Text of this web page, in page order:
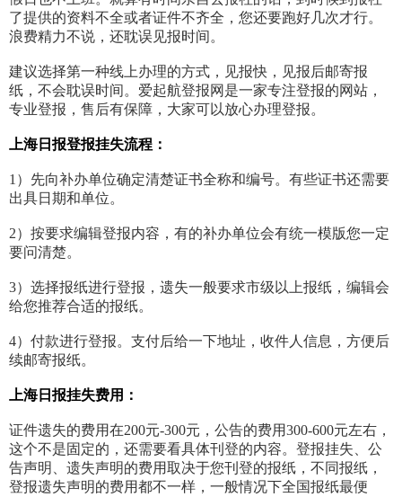
了提供的资料不全或者证件不齐全，您还要跑好几次才行。
浪费精力不说，还耽误见报时间。
建议选择第一种线上办理的方式，见报快，见报后邮寄报
纸，不会耽误时间。爱起航登报网是一家专注登报的网站，
专业登报，售后有保障，大家可以放心办理登报。
上海日报登报挂失流程：
1）先向补办单位确定清楚证书全称和编号。有些证书还需要
出具日期和单位。
2）按要求编辑登报内容，有的补办单位会有统一模版您一定
要问清楚。
3）选择报纸进行登报，遗失一般要求市级以上报纸，编辑会
给您推荐合适的报纸。
4）付款进行登报。支付后给一下地址，收件人信息，方便后
续邮寄报纸。
上海日报挂失费用：
证件遗失的费用在200元-300元，公告的费用300-600元左右，
这个不是固定的，还需要看具体刊登的内容。登报挂失、公
告声明、遗失声明的费用取决于您刊登的报纸，不同报纸，
登报遗失声明的费用都不一样，一般情况下全国报纸最便